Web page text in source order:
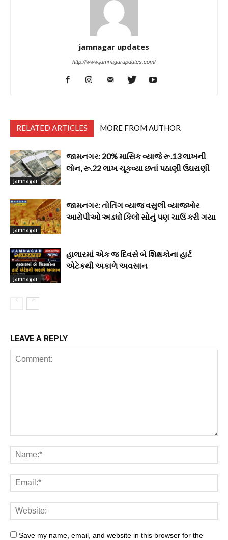
jamnagar updates
http://www.jamnagarupdates.com/
RELATED ARTICLES MORE FROM AUTHOR
Jamnagar
જામનગર: 20% માસિક વ્યાજે રૂ.13 લાખની
લોન, રૂ.22 લાખ ચૂકવ્યા છતાં પઠાણી ઉઘરાણી
Jamnagar
જામનગર: તોતિંગ વ્યાજ વસુલી વ્યાજખોર
આરોપીઓ અડધો કિલો સોનું પણ ચાઉં કરી ગયા
Jamnagar
હાલારમાં એક જ દિવસે બે શિક્ષકોના હાર્ટ
એટેકથી અકાળે અવસાન
LEAVE A REPLY
Save my name, email, and website in this browser for the